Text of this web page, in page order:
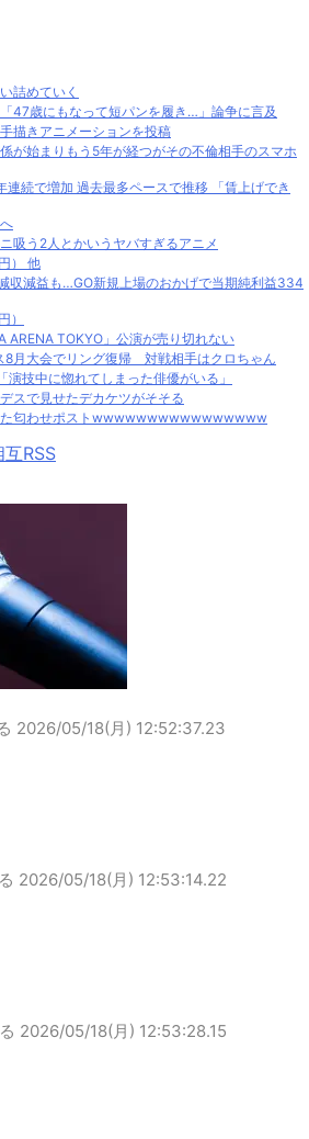
詰めていく
47歳にもなって短パンを履き…」論争に言及
描きアニメーションを投稿
が始まりもう5年が経つがその不倫相手のスマホ
連続で増加 過去最多ペースで推移 「賃上げでき
吸う2人とかいうヤバすぎるアニメ
） 他
収減益も…GO新規上場のおかげで当期純利益334
）
ARENA TOKYO」公演が売り切れない
8月大会でリング復帰 対戦相手はクロちゃん
演技中に惚れてしまった俳優がいる」
スで見せたデカケツがそそる
た匂わせポストwwwwwwwwwwwwwwww
RSS
2026/05/18(月) 12:52:37.23
2026/05/18(月) 12:53:14.22
2026/05/18(月) 12:53:28.15